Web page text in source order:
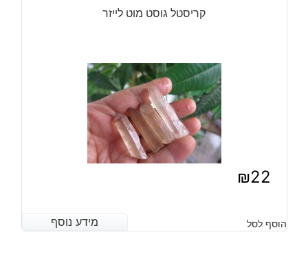
משקל:
קריסטל גוסט מוט לייזר
₪22
מידע נוסף הוסף לסל מידע נוסף